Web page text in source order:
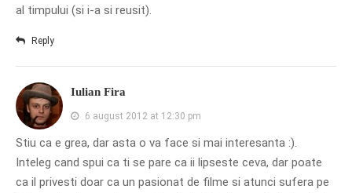
al timpului (si i-a si reusit).
Reply
Iulian Fira
6 august 2012 at 12:30 pm
Stiu ca e grea, dar asta o va face si mai interesanta :).
Inteleg cand spui ca ti se pare ca ii lipseste ceva, dar poate
ca il privesti doar ca un pasionat de filme si atunci sufera pe